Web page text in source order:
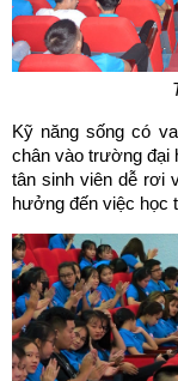
Kỹ năng sống có
chân vào trường đại
tân sinh viên dễ rơi
hưởng đến việc học